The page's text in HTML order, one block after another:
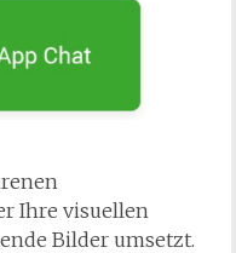
Ihre visuellen
Bilder umsetzt.